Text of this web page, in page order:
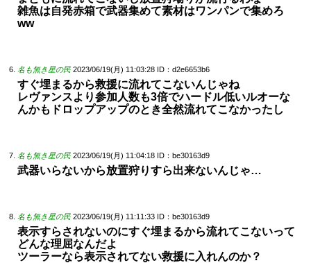
雑魚は自発赤箱で武器集めて素材はワンパンで集めろ
ww
名も無き星の民 2023/06/19(月) 11:03:28 ID：d2e6653b6
すぐ埋まるから救援に流れてこないんじゃね
レヴァンスより参加人数も3倍でハードル低いルオーな
んかもドロップアップのとき全然流れてこなかったし
名も無き星の民 2023/06/19(月) 11:04:18 ID：be30163d9
武器いらないから放置狩りすら出来ないんじゃ…
名も無き星の民 2023/06/19(月) 11:11:33 ID：be30163d9
表示すらされないのにすぐ埋まるから流れてこないって
どんな理屈なんだよ
ツーラーなら表示されてない救援に入れんのか？